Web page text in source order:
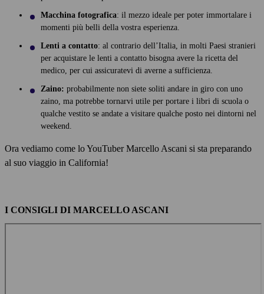
Macchina fotografica: il mezzo ideale per poter immortalare i
momenti più belli della vostra esperienza.
Lenti a contatto: al contrario dell’Italia, in molti Paesi stranieri
per acquistare le lenti a contatto bisogna avere la ricetta del
medico, per cui assicuratevi di averne a sufficienza.
Zaino: probabilmente non siete soliti andare in giro con uno
zaino, ma potrebbe tornarvi utile per portare i libri di scuola o
qualche vestito se andate a visitare qualche posto nei dintorni nel
weekend.
Ora vediamo come lo YouTuber Marcello Ascani si sta preparando
al suo viaggio in California!
I CONSIGLI DI MARCELLO ASCANI